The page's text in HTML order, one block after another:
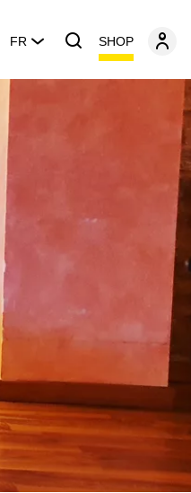
FR SHOP